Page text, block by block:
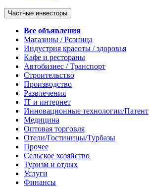
Частные инвесторы
Все объявления
Магазины / Розница
Индустрия красоты / здоровья
Кафе и рестораны
Автобизнес / Транспорт
Строительство
Производство
Развлечения
IT и интернет
Инновационные технологии/Патент
Медицина
Оптовая торговля
Отели/Гостиницы/Турбазы
Прочее
Сельское хозяйство
Туризм и отдых
Услуги
Финансы